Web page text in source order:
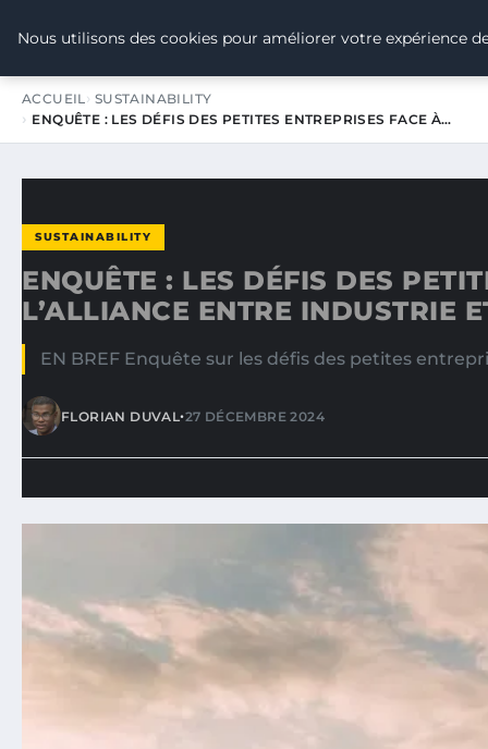
TOUR DE FRANCE POUR LE
ACCUEIL SUSTAINABILITY
ENQUÊTE : LES DÉFIS DES PETITES ENTREPRISES FACE À…
SUSTAINABILITY
ENQUÊTE : LES DÉFIS DES
L’ALLIANCE ENTRE INDUSTRIE
EN BREF Enquête sur les défis des petites
FLORIAN DUVAL•27 DÉCEMBRE 2024
Nous utilisons des cookies pour améliorer votre expérience